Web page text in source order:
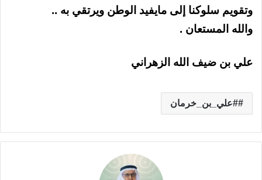
وتقويم سلوكنا إلى مايفيد الوطن ويرتقي به ..
والله المستعان .
علي بن ضيف الله الزهراني
#علي_بن_خرمان